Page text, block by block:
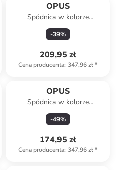
OPUS
Spódnica w kolorze
granatowym
-39%
209,95 zł
Cena producenta: 347,96 zł*
OPUS
Spódnica w kolorze
karmelowym
-49%
174,95 zł
Cena producenta: 347,96 zł*